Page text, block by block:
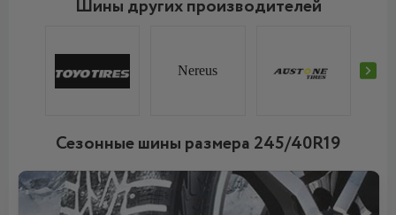
Шины других производителей
Nereus
Сезонные шины размера 245/40R19